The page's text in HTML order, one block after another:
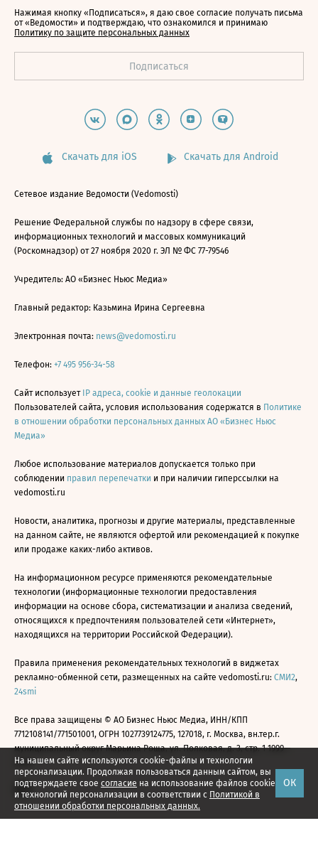
На нашем сайте используются cookie-файлы и технологии
персонализации. Продолжая пользоваться данным сайтом, вы
подтверждаете свое согласие на использование файлов cookie
и технологий персонализации в соответствии с Политикой в
отношении обработки персональных данных.
ОК
Нажимая кнопку «Подписаться», я даю свое согласие получать письма
от «Ведомости» и подтверждаю, что ознакомился и принимаю
Политику по защите персональных данных
Скачать для iOS Скачать для Android
Сетевое издание Ведомости (Vedomosti)
Решение Федеральной службы по надзору в сфере связи,
информационных технологий и массовых коммуникаций
(Роскомнадзор) от 27 ноября 2020 г. ЭЛ № ФС 77-79546
Учредитель: АО «Бизнес Ньюс Медиа»
Главный редактор: Казьмина Ирина Сергеевна
Электронная почта: news@vedomosti.ru
Телефон: +7 495 956-34-58
Сайт использует IP адреса, cookie и данные геолокации
Пользователей сайта, условия использования содержатся в Политике
в отношении обработки персональных данных АО «Бизнес Ньюс
Медиа»
Любое использование материалов допускается только при
соблюдении правил перепечатки и при наличии гиперссылки на
vedomosti.ru
Новости, аналитика, прогнозы и другие материалы, представленные
на данном сайте, не являются офертой или рекомендацией к покупке
или продаже каких-либо активов.
На информационном ресурсе применяются рекомендательные
технологии (информационные технологии предоставления
информации на основе сбора, систематизации и анализа сведений,
относящихся к предпочтениям пользователей сети «Интернет»,
находящихся на территории Российской Федерации).
Правила применения рекомендательных технологий в виджетах
рекламно-обменной сети, размещенных на сайте vedomosti.ru: СМИ2,
24smi
Все права защищены © АО Бизнес Ньюс Медиа, ИНН/КПП
7712108141/771501001, ОГРН 1027739124775, 127018, г. Москва, вн.тер.г.
муниципальный округ Марьина Роща, ул. Полковая, д. 3, стр. 1 1999—
2026